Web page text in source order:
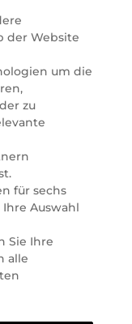
direkt nach
liefern.
gegründet
Mit rund 80
sind wir
in
nach
Aktionen und
finden Sie bei
höherschlagen
auf viele
beruhigenden
Tag nach
zu
der Website
um die
zu
für sechs
Auswahl
Sie Ihre
alle